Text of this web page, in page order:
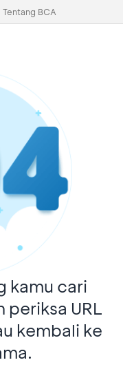
Tentang BCA
kamu cari
periksa URL
kembali ke